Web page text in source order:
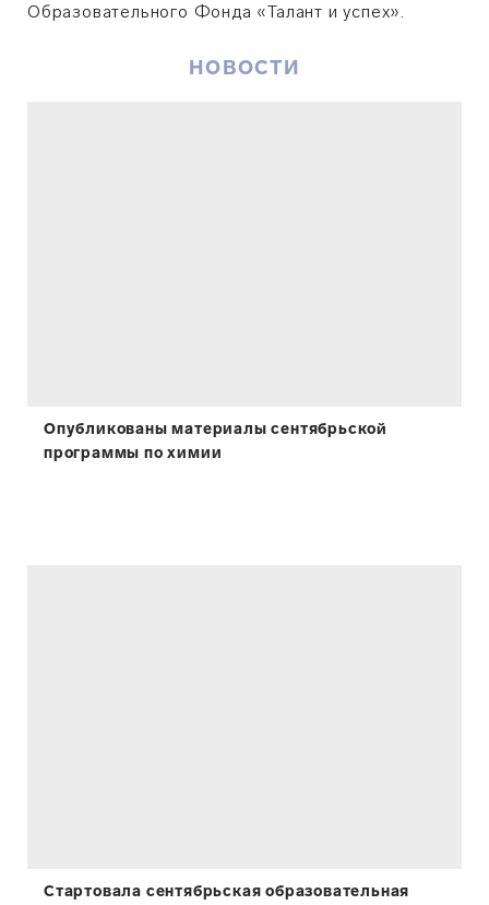
Образовательного Фонда «Талант и успех».
НОВОСТИ
Опубликованы материалы сентябрьской
программы по химии
Стартовала сентябрьская образовательная